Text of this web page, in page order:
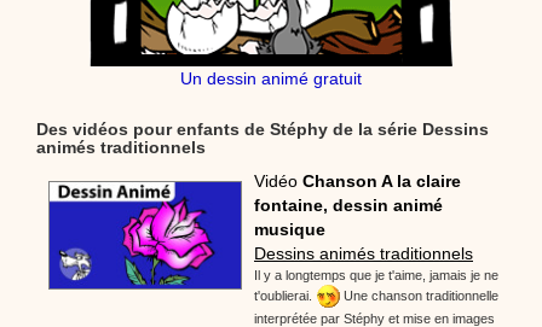
Un dessin animé gratuit
Des vidéos pour enfants de Stéphy de la série Dessins
animés traditionnels
Vidéo Chanson A la claire
fontaine, dessin animé
musique
Dessins animés traditionnels
Il y a longtemps que je t'aime, jamais je ne
t'oublierai.
Une chanson traditionnelle
interprétée par Stéphy et mise en images